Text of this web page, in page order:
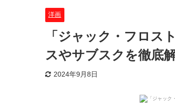
洋画
「ジャック・フロス
スやサブスクを徹底解
2024年9月8日